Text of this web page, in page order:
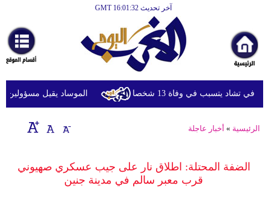
آخر تحديث GMT 16:01:32
أخبارعاجلة
رياضة
ثقافة
إقتصاد
وموسيقى
الموساد يقيل مسؤولين تشاد يتسبب في وفاة 13 شخصا
الرئيسية » أخبار عاجلة
الضفة المحتلة: اطلاق نار على جيب عسكري صهيوني
قرب معبر سالم في مدينة جنين